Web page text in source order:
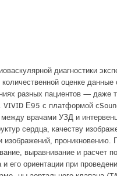
диагностики
оценке
разных пациентов — даже
VIVID Е95 с платформой
врачами УЗД и
сердца, качеству
изображений,
выравнивание и расчет
его ориентации при